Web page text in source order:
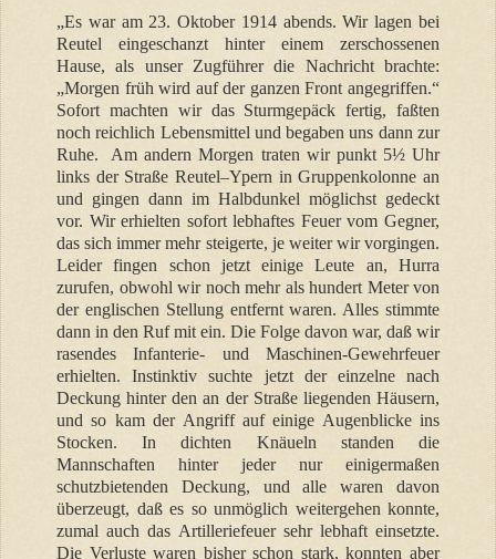
„Es war am 23. Oktober 1914 abends. Wir lagen bei
Reutel eingeschanzt hinter einem zerschossenen
Hause, als unser Zugführer die Nachricht brachte:
„Morgen früh wird auf der ganzen Front angegriffen.“
Sofort machten wir das Sturmgepäck fertig, faßten
noch reichlich Lebensmittel und begaben uns dann zur
Ruhe.
Am andern Morgen traten wir punkt 5½ Uhr
links der Straße Reutel–Ypern in Gruppenkolonne an
und gingen dann im Halbdunkel möglichst gedeckt
vor. Wir erhielten sofort lebhaftes Feuer vom Gegner,
das sich immer mehr steigerte, je weiter wir vorgingen.
Leider fingen schon jetzt einige Leute an, Hurra
zurufen, obwohl wir noch mehr als hundert Meter von
der englischen Stellung entfernt waren. Alles stimmte
dann in den Ruf mit ein. Die Folge davon war, daß wir
rasendes Infanterie- und Maschinen-Gewehrfeuer
erhielten. Instinktiv suchte jetzt der einzelne nach
Deckung hinter den an der Straße liegenden Häusern,
und so kam der Angriff auf einige Augenblicke ins
Stocken. In dichten Knäueln standen die
Mannschaften hinter jeder nur einigermaßen
schutzbietenden Deckung, und alle waren davon
überzeugt, daß es so unmöglich weitergehen konnte,
zumal auch das Artilleriefeuer sehr lebhaft einsetzte.
Die Verluste waren bisher schon stark, konnten aber